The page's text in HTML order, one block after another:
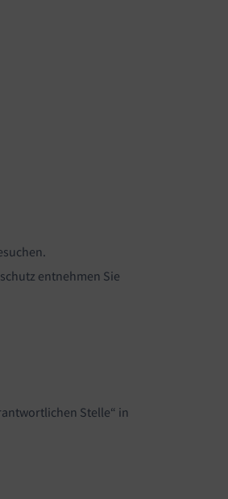
entnehmen Sie
Stelle“ in